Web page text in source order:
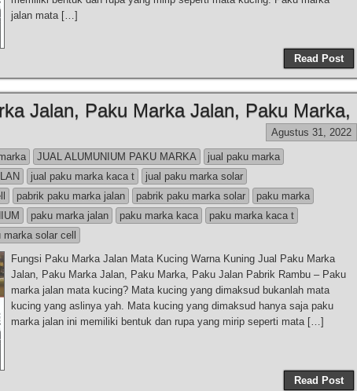
jalan mata […]
Read Post
Jalan, Paku Marka Jalan, Paku Marka,
Agustus 31, 2022
JUAL ALUMUNIUM PAKU MARKA
jual paku marka
jual paku marka kaca t
jual paku marka solar
pabrik paku marka jalan pabrik paku marka solar
paku marka
paku marka jalan paku marka kaca
paku marka kaca t
marka solar cell
Fungsi Paku Marka Jalan Mata Kucing Warna Kuning Jual Paku Marka
Jalan, Paku Marka Jalan, Paku Marka, Paku Jalan Pabrik Rambu – Paku
marka jalan mata kucing? Mata kucing yang dimaksud bukanlah mata
kucing yang aslinya yah. Mata kucing yang dimaksud hanya saja paku
marka jalan ini memiliki bentuk dan rupa yang mirip seperti mata […]
Read Post